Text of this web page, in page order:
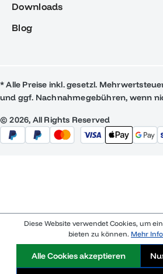
Downloads
Blog
* Alle Preise inkl. gesetzl.
und ggf. Nachnahmegebühren, wenn
© 2026, All Rights Reserved
Diese Website verwendet Cookies, um
bieten zu können. Mehr
Alle Cookies akzeptieren